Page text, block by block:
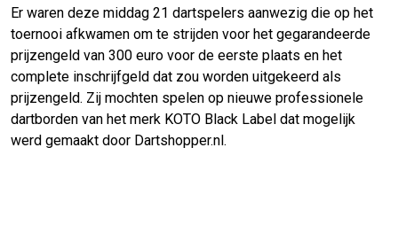
Er waren deze middag 21 dartspelers aanwezig die op het
toernooi afkwamen om te strijden voor het gegarandeerde
prijzengeld van 300 euro voor de eerste plaats en het
complete inschrijfgeld dat zou worden uitgekeerd als
prijzengeld. Zij mochten spelen op nieuwe professionele
dartborden van het merk KOTO Black Label dat mogelijk
werd gemaakt door Dartshopper.nl.